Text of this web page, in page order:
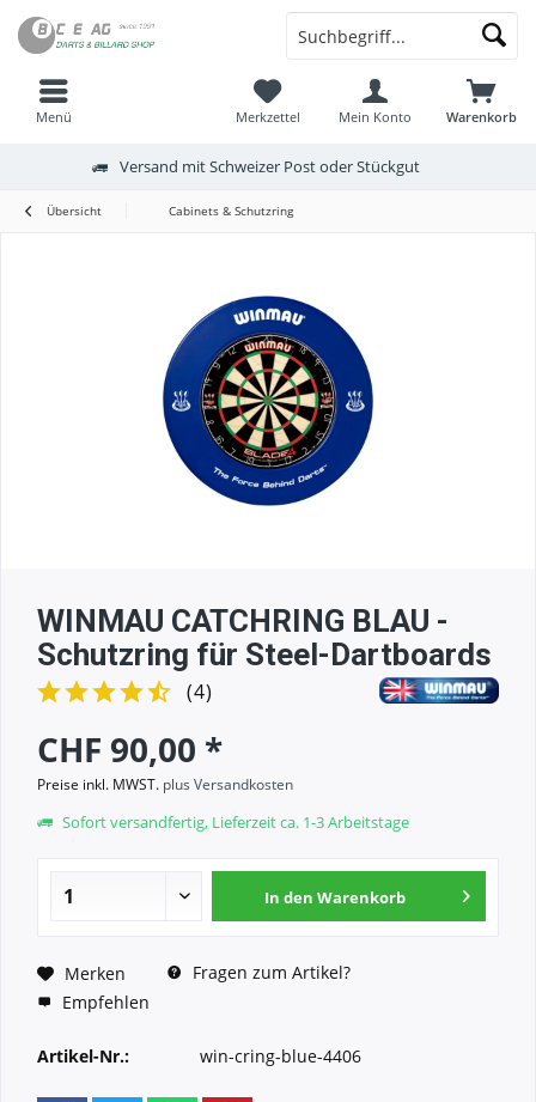
Menü Warenkorb
Merkzettel Mein Konto
Versand mit Schweizer Post oder Stückgut
Übersicht Cabinets & Schutzring
WINMAU CATCHRING BLAU -
Schutzring für Steel-Dartboards
(4)
CHF 90,00 *
Preise inkl. MWST. plus Versandkosten
Sofort versandfertig, Lieferzeit ca. 1-3 Arbeitstage
In den Warenkorb
Merken
Fragen zum Artikel?
Empfehlen
Artikel-Nr.: win-cring-blue-4406